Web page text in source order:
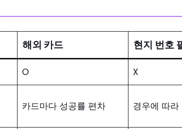
해외 카드 현지 번호
O X
카드마다 성공률 편차 경우에 따라